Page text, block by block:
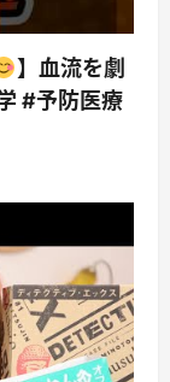
】血流を劇
#予防医療